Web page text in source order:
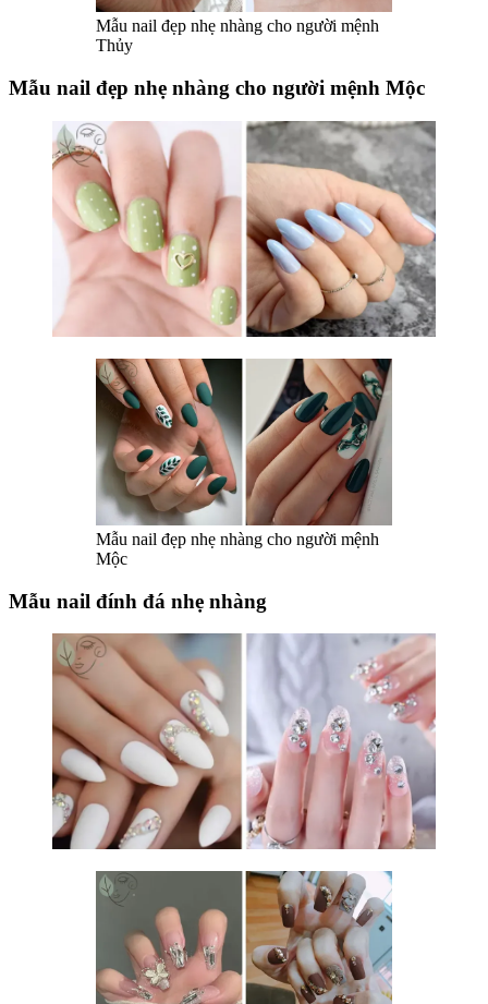
Mẫu nail đẹp nhẹ nhàng cho người mệnh
Thủy
Mẫu nail đẹp nhẹ nhàng cho người mệnh Mộc
Mẫu nail đẹp nhẹ nhàng cho người mệnh
Mộc
Mẫu nail đính đá nhẹ nhàng